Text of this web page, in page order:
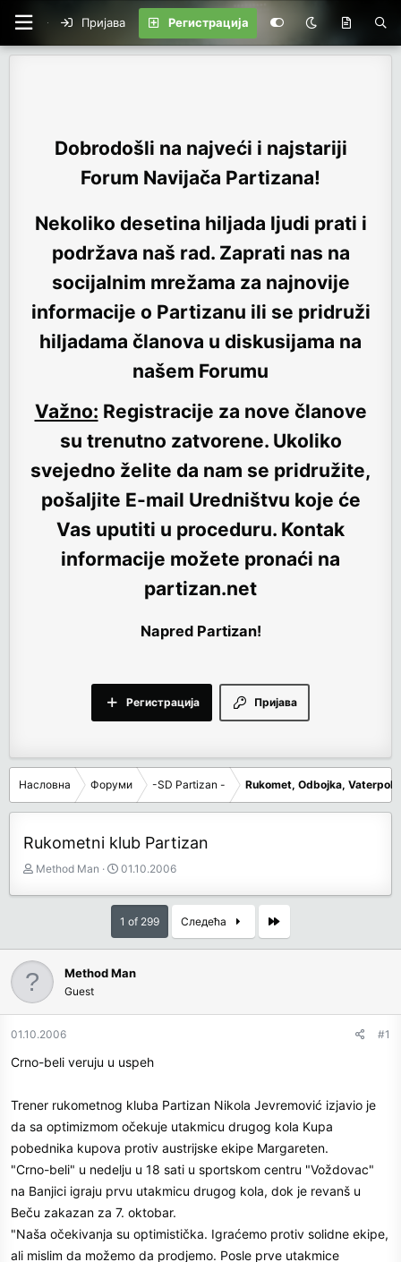
Пријава Регистрација
Dobrodošli na najveći i najstariji
Forum Navijača Partizana!
Nekoliko desetina hiljada ljudi prati i
podržava naš rad. Zaprati nas na
socijalnim mrežama za najnovije
informacije o Partizanu ili se pridruži
hiljadama članova u diskusijama na
našem Forumu
Važno: Registracije za nove članove
su trenutno zatvorene. Ukoliko
svejedno želite da nam se pridružite,
pošaljite E-mail Uredništvu koje će
Vas uputiti u proceduru. Kontak
informacije možete pronaći na
partizan.net
Napred Partizan!
Пријава
Регистрација
Насловна Форуми -SD Partizan - Rukomet, Odbojka,
Rukometni klub Partizan
З
н
и
к
т
м
Method Man
Д
т
у
м
п
о
њ
01.10.2006
1 of 299 Следећа Last
Method Man
Guest
01.10.2006 #1
Crno-beli veruju u uspeh
Trener rukometnog kluba Partizan Nikola Jevremović izjavio je
da sa optimizmom očekuje utakmicu drugog kola Kupa
pobednika kupova protiv austrijske ekipe Margareten.
"Crno-beli" u nedelju u 18 sati u sportskom centru "Voždovac"
na Banjici igraju prvu utakmicu drugog kola, dok je revanš u
Beču zakazan za 7. oktobar.
"Naša očekivanja su optimistička. Igraćemo protiv solidne ekipe,
ali mislim da možemo da prodjemo. Posle prve utakmice